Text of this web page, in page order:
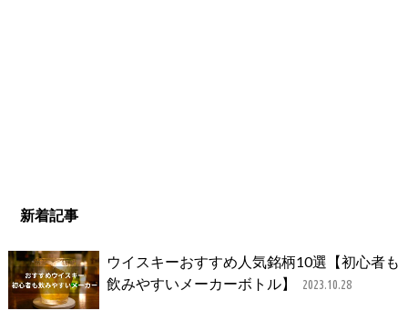
新着記事
ウイスキーおすすめ人気銘柄10選【初心者も
飲みやすいメーカーボトル】
2023.10.28